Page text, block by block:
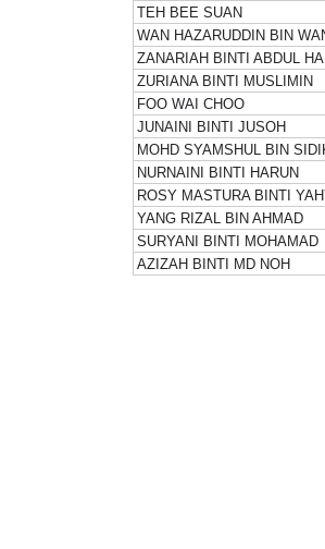
TEH BEE SUAN
WAN HAZARUDDIN BIN
ZANARIAH BINTI ABDUL
ZURIANA BINTI MUSLIMIN
FOO WAI CHOO
JUNAINI BINTI JUSOH
MOHD SYAMSHUL BIN
NURNAINI BINTI HARUN
ROSY MASTURA BINTI
YANG RIZAL BIN AHMAD
SURYANI BINTI MOHAMAD
AZIZAH BINTI MD NOH
[LIVE] PRINSIP PERAKAUNAN,
TUNTAS SOALAN 1 TRIAL
7 hari yang lalu